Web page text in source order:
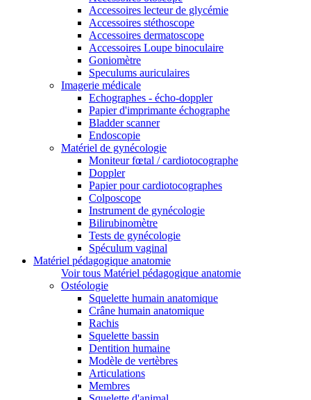
Accessoires lecteur de glycémie
Accessoires stéthoscope
Accessoires dermatoscope
Accessoires Loupe binoculaire
Goniomètre
Speculums auriculaires
Imagerie médicale
Echographes - écho-doppler
Papier d'imprimante échographe
Bladder scanner
Endoscopie
Matériel de gynécologie
Moniteur fœtal / cardiotocographe
Doppler
Papier pour cardiotocographes
Colposcope
Instrument de gynécologie
Bilirubinomètre
Tests de gynécologie
Spéculum vaginal
Matériel pédagogique anatomie
Voir tous Matériel pédagogique anatomie
Ostéologie
Squelette humain anatomique
Crâne humain anatomique
Rachis
Squelette bassin
Dentition humaine
Modèle de vertèbres
Articulations
Membres